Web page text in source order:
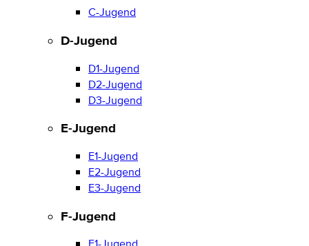
C-Jugend
D-Jugend
D1-Jugend
D2-Jugend
D3-Jugend
E-Jugend
E1-Jugend
E2-Jugend
E3-Jugend
F-Jugend